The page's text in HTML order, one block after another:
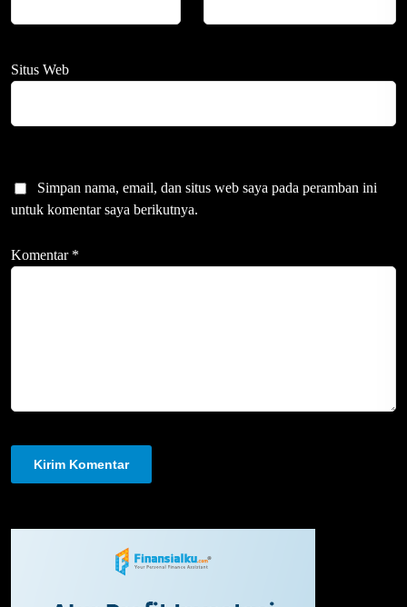
Situs Web
Simpan nama, email, dan situs web saya pada peramban ini
untuk komentar saya berikutnya.
Komentar *